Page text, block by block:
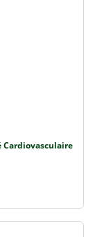
Cardiovasculaire